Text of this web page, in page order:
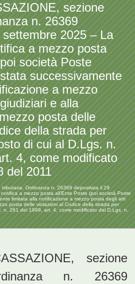
sezione
n. 26369
2025 – La
a mezzo posta
società Poste
successivamente
a mezzo
e alla
posta delle
della strada per
di cui al D.Lgs. n.
4, come modificato
del 2011
tributaria, Ordinanza n. 26369 depositata il 29
a mezzo posta all’Ente Poste (poi società Poste
limitata alla notificazione a mezzo posta degli atti
posta delle violazioni al Codice della strada per
n. 261 del 1999, art. 4, come modificato dal D.Lgs. n.
sezione
n. 26369